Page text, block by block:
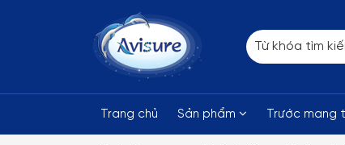
Trang chủ Sản phẩm Trước mang